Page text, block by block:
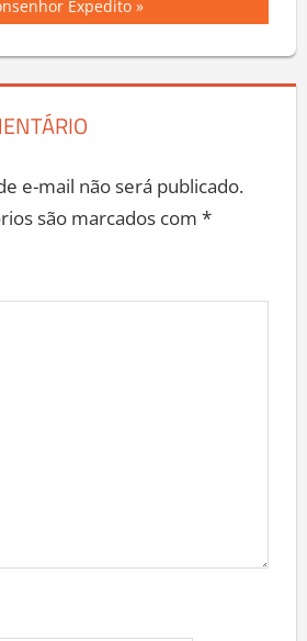
Expedito
e-mail não será publicado.
são marcados com *